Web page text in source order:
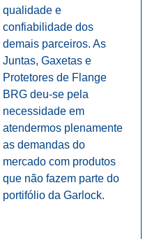
qualidade e
confiabilidade dos
demais parceiros. As
Juntas, Gaxetas e
Protetores de Flange
BRG deu-se pela
necessidade em
atendermos plenamente
as demandas do
mercado com produtos
que não fazem parte do
portifólio da Garlock.